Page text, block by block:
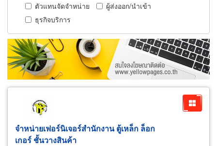
ตัวแทนจัดจำหน่าย
ผู้ส่งออก/นำเข้า
ธุรกิจบริการ
จำหน่ายเฟอร์นิเจอร์สำนักงาน ตู้เหล็ก ล็อก
เกอร์ ชั้นวางสินค้า